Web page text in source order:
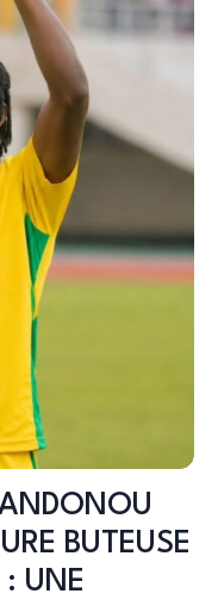
BUTEUSE
UNE